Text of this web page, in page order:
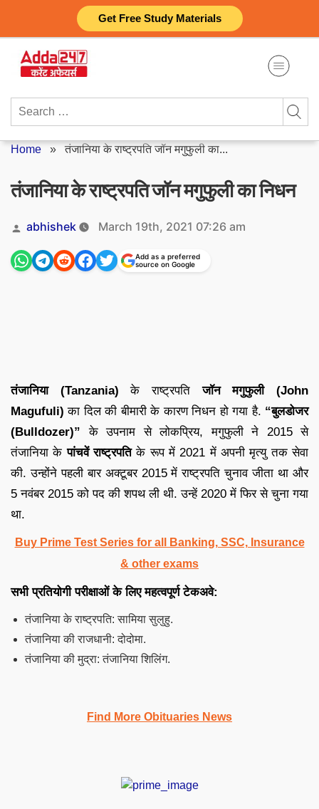
Get Free Study Materials
content
Search
Home »तंजानिया के राष्ट्रपति जॉन मगुफुली का...
तंजानिया के राष्ट्रपति जॉन मगुफुली का निधन
Posted
by
abhishek March 19th, 2021 07:26 am
Add as a preferred
source on Google
तंजानिया (Tanzania)के राष्ट्रपतिजॉन मगुफुली (John
Magufuli)का दिल की बीमारी के कारण निधन हो गया है. “बुलडोजर
(Bulldozer)”के उपनाम से लोकप्रिय, मगुफुली ने 2015 से
तंजानिया केपांचवें राष्ट्रपतिके रूप में 2021 में अपनी मृत्यु तक सेवा
की. उन्होंने पहली बार अक्टूबर 2015 में राष्ट्रपति चुनाव जीता था और
5 नवंबर 2015 को पद की शपथ ली थी. उन्हें 2020 में फिर से चुना गया
था.
Buy Prime Test Series for all Banking, SSC, Insurance
& other exams
सभी प्रतियोगी परीक्षाओं के लिए महत्वपूर्ण टेकअवे:
तंजानिया के राष्ट्रपति: सामिया सुलुहु.
तंजानिया की राजधानी: दोदोमा.
तंजानिया की मुद्रा: तंजानिया शिलिंग.
Find More Obituaries News